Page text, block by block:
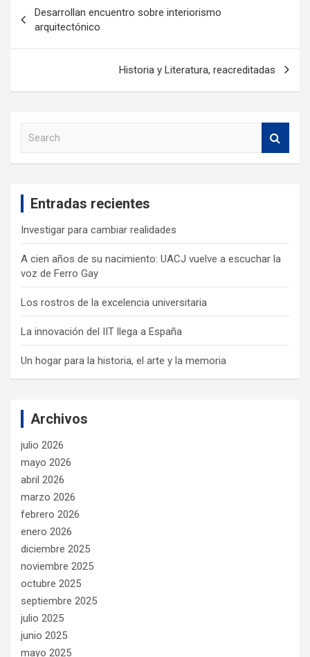
Desarrollan encuentro sobre interiorismo
arquitectónico
Historia y Literatura, reacreditadas
Entradas recientes
Investigar para cambiar realidades
A cien años de su nacimiento: UACJ vuelve a escuchar la
voz de Ferro Gay
Los rostros de la excelencia universitaria
La innovación del IIT llega a España
Un hogar para la historia, el arte y la memoria
Archivos
julio 2026
mayo 2026
abril 2026
marzo 2026
febrero 2026
enero 2026
diciembre 2025
noviembre 2025
octubre 2025
septiembre 2025
julio 2025
junio 2025
mayo 2025